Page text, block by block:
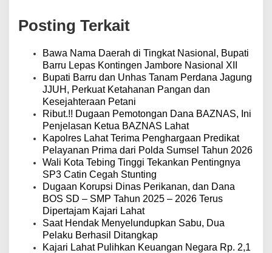
s
i
Posting Terkait
Bawa Nama Daerah di Tingkat Nasional, Bupati
Barru Lepas Kontingen Jambore Nasional XII
Bupati Barru dan Unhas Tanam Perdana Jagung
JJUH, Perkuat Ketahanan Pangan dan
Kesejahteraan Petani
Ribut.!! Dugaan Pemotongan Dana BAZNAS, Ini
Penjelasan Ketua BAZNAS Lahat
Kapolres Lahat Terima Penghargaan Predikat
Pelayanan Prima dari Polda Sumsel Tahun 2026
Wali Kota Tebing Tinggi Tekankan Pentingnya
SP3 Catin Cegah Stunting
Dugaan Korupsi Dinas Perikanan, dan Dana
BOS SD – SMP Tahun 2025 – 2026 Terus
Dipertajam Kajari Lahat
Saat Hendak Menyelundupkan Sabu, Dua
Pelaku Berhasil Ditangkap
Kajari Lahat Pulihkan Keuangan Negara Rp. 2,1